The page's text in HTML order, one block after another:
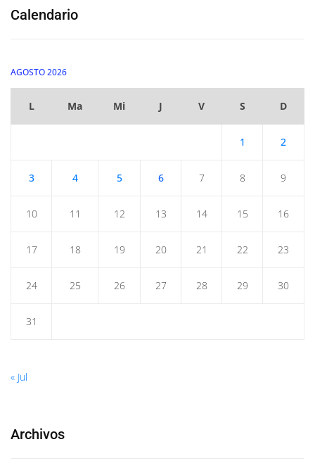
Calendario
AGOSTO 2026
L Ma Mi J V S D
1 2
3 4 5 6 7 8 9
10 11 12 13 14 15 16
17 18 19 20 21 22 23
24 25 26 27 28 29 30
31
« Jul
Archivos